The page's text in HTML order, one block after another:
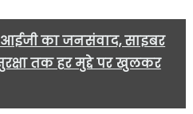
आईजी का जनसंवाद, साइबर
तक हर मुद्दे पर खुलकर